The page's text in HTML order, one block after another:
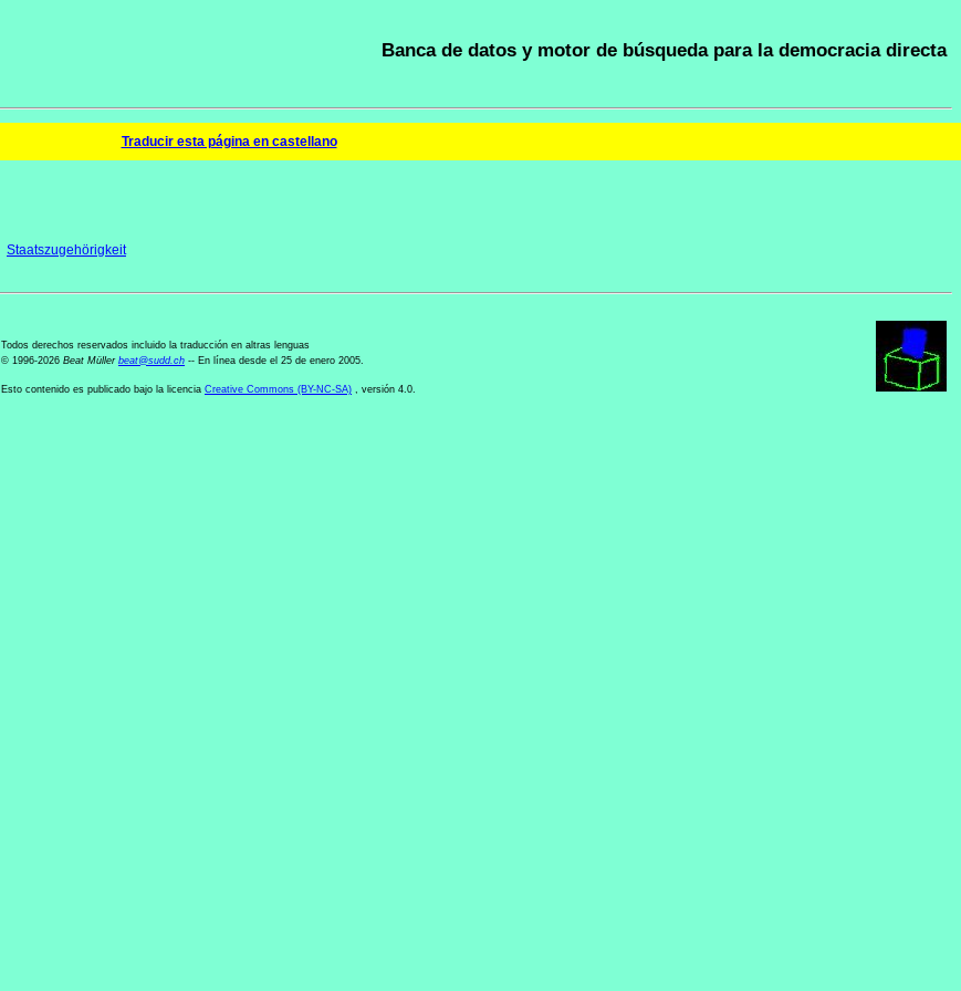
Banca de datos y motor de búsqueda para la democracia directa
Traducir esta página en castellano
Staatszugehörigkeit
Todos derechos reservados incluido la traducción en altras lenguas
© 1996-2026 Beat Müller beat@sudd.ch -- En línea desde el 25 de enero 2005.
Esto contenido es publicado bajo la licencia Creative Commons (BY-NC-SA) , versión 4.0.